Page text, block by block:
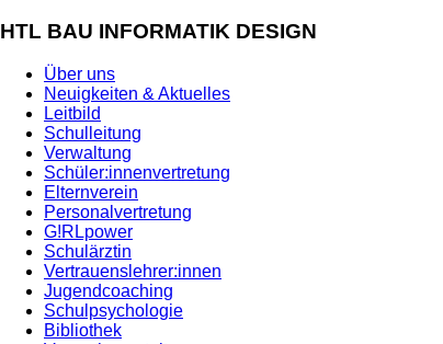
HTL BAU INFORMATIK DESIGN
Über uns
Neuigkeiten & Aktuelles
Leitbild
Schulleitung
Verwaltung
Schüler:innenvertretung
Elternverein
Personalvertretung
G!RLpower
Schulärztin
Vertrauenslehrer:innen
Jugendcoaching
Schulpsychologie
Bibliothek